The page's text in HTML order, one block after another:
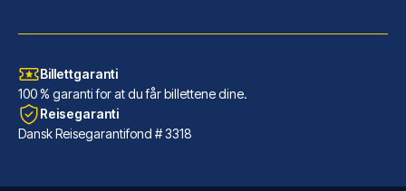
Billettgaranti
100 % garanti for at du får billettene dine.
Reisegaranti
Dansk Reisegarantifond # 3318